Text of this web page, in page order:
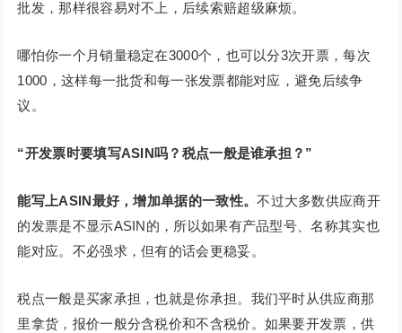
批发，那样很容易对不上，后续索赔超级麻烦。
哪怕你一个月销量稳定在3000个，也可以分3次开票，每次
1000，这样每一批货和每一张发票都能对应，避免后续争
议。
“开发票时要填写ASIN吗？税点一般是谁承担？”
能写上ASIN最好，增加单据的一致性。不过大多数供应商开
的发票是不显示ASIN的，所以如果有产品型号、名称其实也
能对应。不必强求，但有的话会更稳妥。
税点一般是买家承担，也就是你承担。我们平时从供应商那
里拿货，报价一般分含税价和不含税价。如果要开发票，供